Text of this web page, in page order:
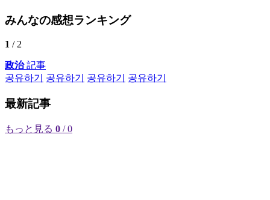
みんなの感想ランキング
1 / 2
政治記事
공유하기
공유하기 공유하기 공유하기
最新記事
もっと見る 0 / 0